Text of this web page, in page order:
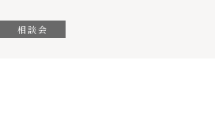
相談会